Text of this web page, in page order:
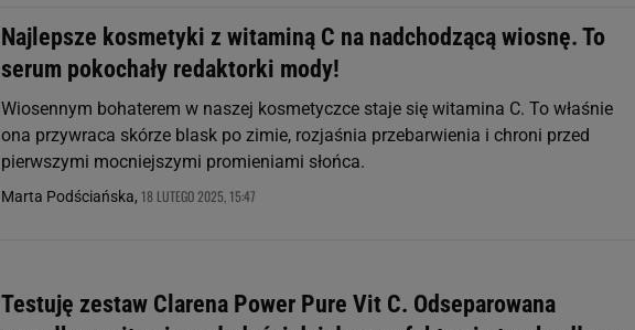
Najlepsze kosmetyki z witaminą C na nadchodzącą wiosnę. To
serum pokochały redaktorki mody!
Wiosennym bohaterem w naszej kosmetyczce staje się witamina C. To właśnie
ona przywraca skórze blask po zimie, rozjaśnia przebarwienia i chroni przed
pierwszymi mocniejszymi promieniami słońca.
Marta Podściańska, 18 LUTEGO 2025, 15:47
Testuję zestaw Clarena Power Pure Vit C. Odseparowana